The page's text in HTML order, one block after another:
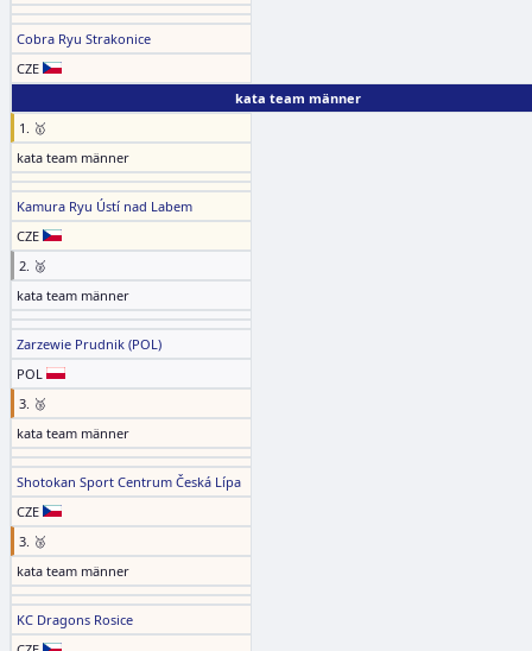
Cobra Ryu Strakonice
CZE
kata team männer
1. 🥇
kata team männer
Kamura Ryu Ústí nad Labem
CZE
2. 🥈
kata team männer
Zarzewie Prudnik (POL)
POL
3. 🥉
kata team männer
Shotokan Sport Centrum Česká Lípa
CZE
3. 🥉
kata team männer
KC Dragons Rosice